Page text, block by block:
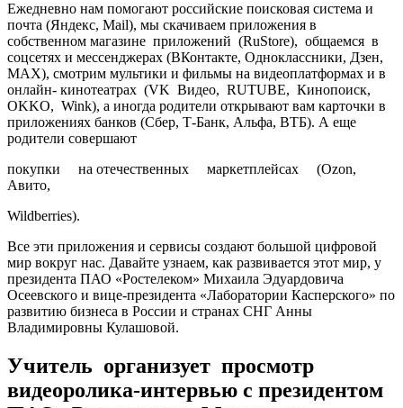
Ежедневно нам помогают российские поисковая система и
почта (Яндекс, Mail), мы скачиваем приложения в
собственном магазине приложений (RuStore), общаемся в
соцсетях и мессенджерах (ВКонтакте, Одноклассники, Дзен,
МАХ), смотрим мультики и фильмы на видеоплатформах и в
онлайн- кинотеатрах (VK Видео, RUTUBE, Кинопоиск,
OKKO, Wink), а иногда родители открывают вам карточки в
приложениях банков (Сбер, Т-Банк, Альфа, ВТБ). А еще
родители совершают
покупки на отечественных маркетплейсах (Ozon,
Авито,
Wildberries).
Все эти приложения и сервисы создают большой цифровой
мир вокруг нас. Давайте узнаем, как развивается этот мир, у
президента ПАО «Ростелеком» Михаила Эдуардовича
Осеевского и вице-президента «Лаборатории Касперского» по
развитию бизнеса в России и странах СНГ Анны
Владимировны Кулашовой.
Учитель организует просмотр
видеоролика-интервью с президентом